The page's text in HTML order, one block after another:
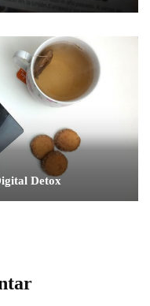
Detox